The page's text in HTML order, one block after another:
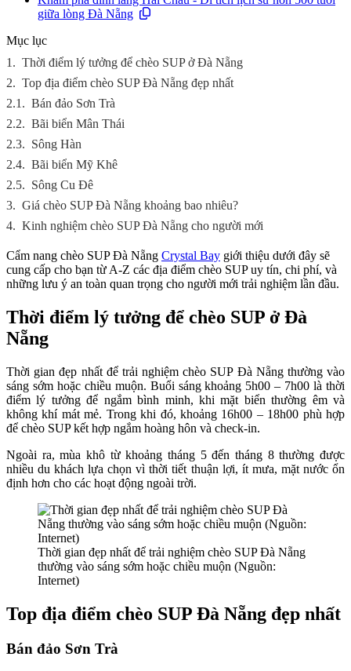
giữa lòng Đà Nẵng
Mục lục
1. Thời điểm lý tưởng để chèo SUP ở Đà Nẵng
2. Top địa điểm chèo SUP Đà Nẵng đẹp nhất
2.1. Bán đảo Sơn Trà
2.2. Bãi biển Mân Thái
2.3. Sông Hàn
2.4. Bãi biển Mỹ Khê
2.5. Sông Cu Đê
3. Giá chèo SUP Đà Nẵng khoảng bao nhiêu?
4. Kinh nghiệm chèo SUP Đà Nẵng cho người mới
Cẩm nang chèo SUP Đà Nẵng Crystal Bay giới thiệu dưới đây sẽ
cung cấp cho bạn từ A-Z các địa điểm chèo SUP uy tín, chi phí, và
những lưu ý an toàn quan trọng cho người mới trải nghiệm lần đầu.
Thời điểm lý tưởng để chèo SUP ở Đà
Nẵng
Thời gian đẹp nhất để trải nghiệm chèo SUP Đà Nẵng thường vào
sáng sớm hoặc chiều muộn. Buổi sáng khoảng 5h00 – 7h00 là thời
điểm lý tưởng để ngắm bình minh, khi mặt biển thường êm và
không khí mát mẻ. Trong khi đó, khoảng 16h00 – 18h00 phù hợp
để chèo SUP kết hợp ngắm hoàng hôn và check-in.
Ngoài ra, mùa khô từ khoảng tháng 5 đến tháng 8 thường được
nhiều du khách lựa chọn vì thời tiết thuận lợi, ít mưa, mặt nước ổn
định hơn cho các hoạt động ngoài trời.
Thời gian đẹp nhất để trải nghiệm chèo SUP Đà Nẵng
thường vào sáng sớm hoặc chiều muộn (Nguồn:
Internet)
Top địa điểm chèo SUP Đà Nẵng đẹp nhất
Bán đảo Sơn Trà